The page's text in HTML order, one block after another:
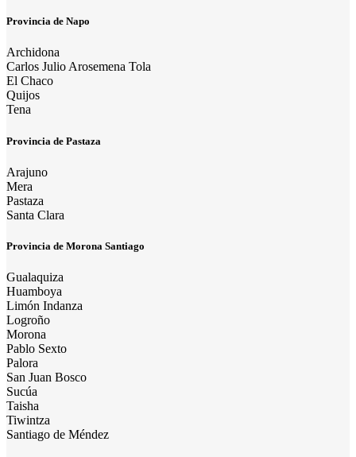
Provincia de Napo
Archidona
Carlos Julio Arosemena Tola
El Chaco
Quijos
Tena
Provincia de Pastaza
Arajuno
Mera
Pastaza
Santa Clara
Provincia de Morona Santiago
Gualaquiza
Huamboya
Limón Indanza
Logroño
Morona
Pablo Sexto
Palora
San Juan Bosco
Sucúa
Taisha
Tiwintza
Santiago de Méndez